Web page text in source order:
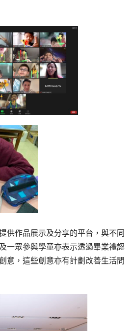
供作品展示及分享的平台，與不同
一眾參與學童亦表示透過畢業禮認
意，這些創意亦有計劃改善生活問